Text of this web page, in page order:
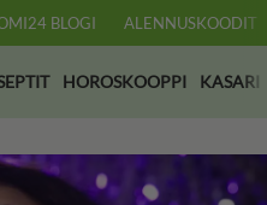
BLOGI ALENNUSKOODIT
HOROSKOOPPI KASARI